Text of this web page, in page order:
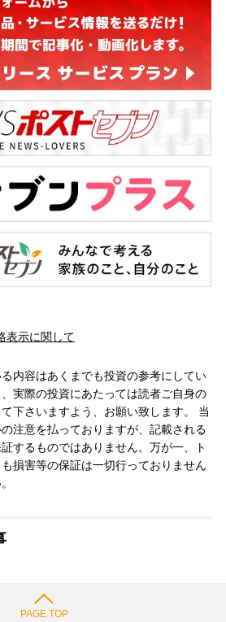
表示に関して
内容はあくまでも投資の参考にしてい
実際の投資にあたっては読者ご自身の
下さいますよう、お願い致します。 当
注意を払っておりますが、記載される
するものではありません。万が一、ト
損害等の保証は一切行っておりません
PAGE TOP